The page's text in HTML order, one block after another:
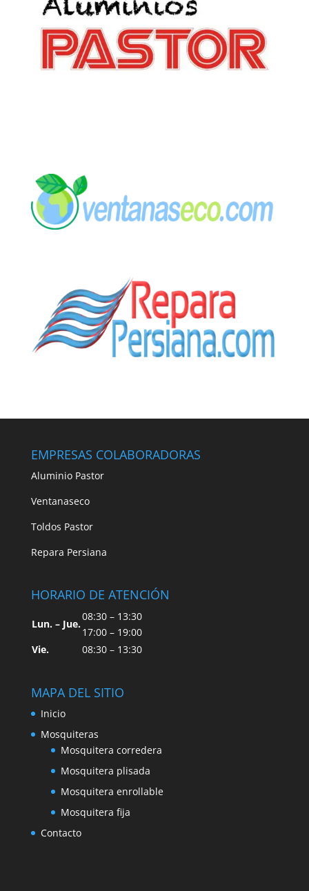
EMPRESAS COLABORADORAS
Aluminio Pastor
Ventanaseco
Toldos Pastor
Repara Persiana
HORARIO DE ATENCIÓN
Lun. – Jue.
08:30 – 13:30
17:00 – 19:00
Vie.
08:30 – 13:30
MAPA DEL SITIO
Inicio
Mosquiteras
Mosquitera corredera
Mosquitera plisada
Mosquitera enrollable
Mosquitera fija
Contacto